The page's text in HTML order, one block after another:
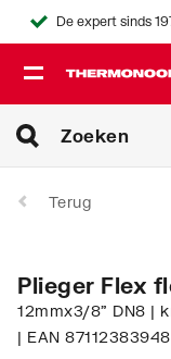
De expert sinds
Terug
Plieger Flex
12mmx3/8" DN8 |
| EAN